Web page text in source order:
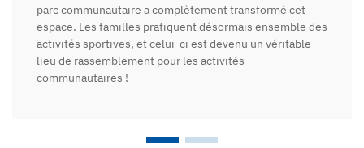
parc communautaire a complètement transformé cet
espace. Les familles pratiquent désormais ensemble des
activités sportives, et celui-ci est devenu un véritable
lieu de rassemblement pour les activités
communautaires !